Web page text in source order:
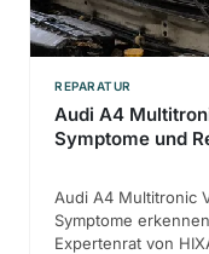
REPARATUR
Audi A4
Symptome und
Audi A4 Multitronic
Symptome
Expertenrat von